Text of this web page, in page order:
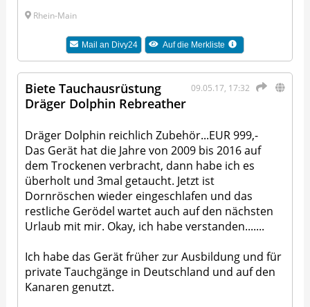
Rhein-Main
Mail an Divy24 Auf die Merkliste
09.05.17, 17:32
Biete Tauchausrüstung
Dräger Dolphin Rebreather
Dräger Dolphin reichlich Zubehör...EUR 999,-
Das Gerät hat die Jahre von 2009 bis 2016 auf
dem Trockenen verbracht, dann habe ich es
überholt und 3mal getaucht. Jetzt ist
Dornröschen wieder eingeschlafen und das
restliche Gerödel wartet auch auf den nächsten
Urlaub mit mir. Okay, ich habe verstanden.......
Ich habe das Gerät früher zur Ausbildung und für
private Tauchgänge in Deutschland und auf den
Kanaren genutzt.